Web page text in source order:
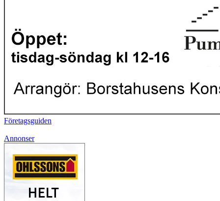
Företagsguiden
Annonser